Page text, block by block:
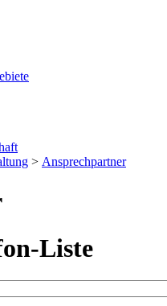
> Ansprechpartner
Liste